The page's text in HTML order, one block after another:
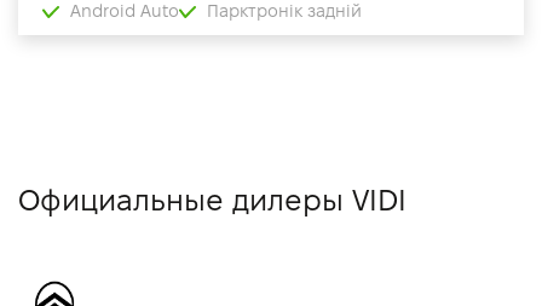
Android Auto
Парктронік задній
Официальные дилеры VIDI